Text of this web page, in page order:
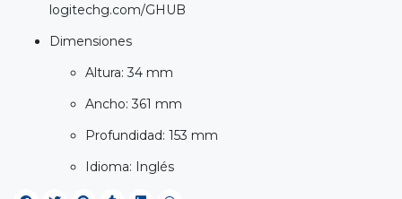
logitechg.com/GHUB
Dimensiones
Altura: 34 mm
Ancho: 361 mm
Profundidad: 153 mm
Idioma: Inglés